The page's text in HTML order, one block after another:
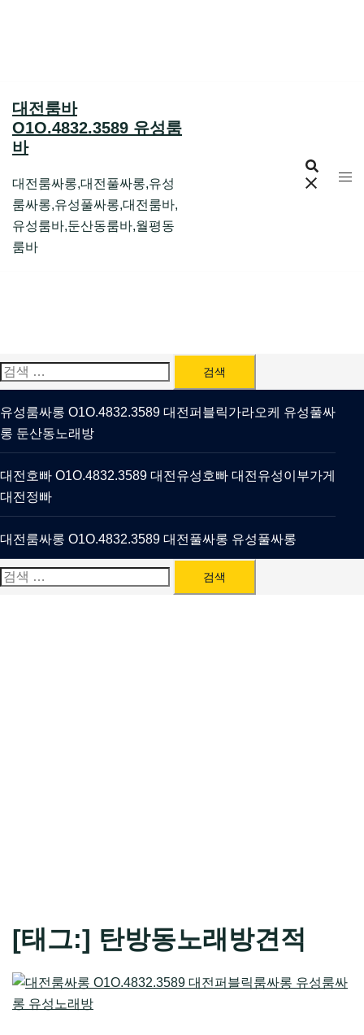
대전룸바
O1O.4832.3589 유성룸
바
대전룸싸롱,대전풀싸롱,유성
룸싸롱,유성풀싸롱,대전룸바,
유성룸바,둔산동룸바,월평동
룸바
검
색:
유성룸싸롱 O1O.4832.3589 대전퍼블릭가라오케 유성풀싸
롱 둔산동노래방
대전호빠 O1O.4832.3589 대전유성호빠 대전유성이부가게
대전정빠
대전룸싸롱 O1O.4832.3589 대전풀싸롱 유성풀싸롱
검
[태그:] 탄방동노래방견적